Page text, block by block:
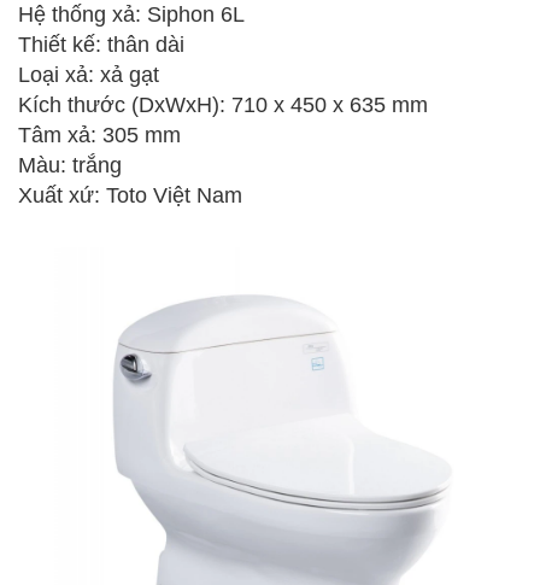
Hệ thống xả: Siphon 6L
Thiết kế: thân dài
Loại xả: xả gạt
Kích thước (DxWxH): 710 x 450 x 635 mm
Tâm xả: 305 mm
Màu: trắng
Xuất xứ: Toto Việt Nam